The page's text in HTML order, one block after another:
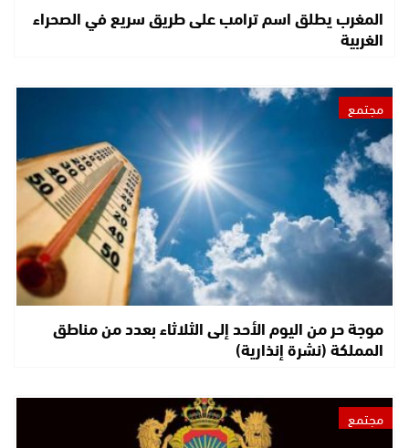
المغرب يطلق اسم ترامب على طريق سريع في الصحراء
الغربية
مجتمع
موجة حر من اليوم الأحد إلى الثلاثاء بعدد من مناطق
المملكة (نشرة إنذارية)
مجتمع